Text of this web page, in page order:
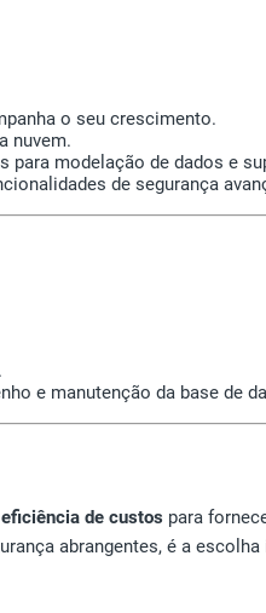
o seu crescimento.
nuvem.
modelação de dados e
de segurança
e manutenção da base de
eficiência de custos para
abrangentes, é a